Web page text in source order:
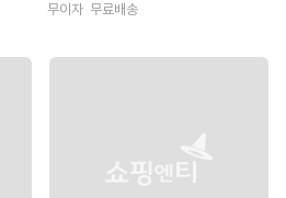
무이자 무료배송